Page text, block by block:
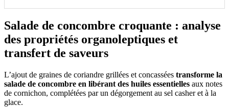
Salade de concombre croquante : analyse
des propriétés organoleptiques et
transfert de saveurs
L’ajout de graines de coriandre grillées et concassées transforme la
salade de concombre en libérant des huiles essentielles aux notes
de cornichon, complétées par un dégorgement au sel casher et à la
glace.